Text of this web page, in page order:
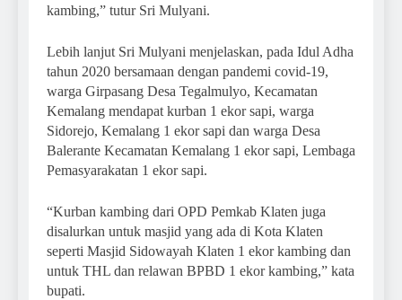
kambing,” tutur Sri Mulyani.
Lebih lanjut Sri Mulyani menjelaskan, pada Idul Adha
tahun 2020 bersamaan dengan pandemi covid-19,
warga Girpasang Desa Tegalmulyo, Kecamatan
Kemalang mendapat kurban 1 ekor sapi, warga
Sidorejo, Kemalang 1 ekor sapi dan warga Desa
Balerante Kecamatan Kemalang 1 ekor sapi, Lembaga
Pemasyarakatan 1 ekor sapi.
“Kurban kambing dari OPD Pemkab Klaten juga
disalurkan untuk masjid yang ada di Kota Klaten
seperti Masjid Sidowayah Klaten 1 ekor kambing dan
untuk THL dan relawan BPBD 1 ekor kambing,” kata
bupati.